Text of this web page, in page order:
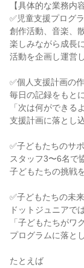
【具体的な業務内容
✅児童支援プログ
創作活動、音楽、
楽しみながら成長
活動を企画し運営
✅個人支援計画の
毎日の記録をもとに
「次は何ができる
支援計画に落とし
✅子どもたちのサ
スタッフ3〜6名で
子どもたちの挑戦
✅子どもたちの未
ドットジュニアで
「子どもたちがワ
プログラムに落と
たとえば